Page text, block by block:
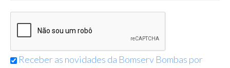
Receber as novidades da Bomserv Bombas por